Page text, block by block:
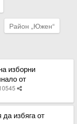
Район „Южен“
изборни
от
избяга от